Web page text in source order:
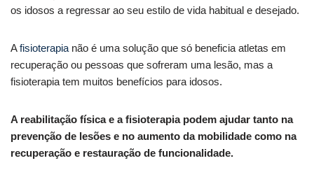
os idosos a regressar ao seu estilo de vida habitual e desejado.
Afisioterapia não é uma solução que só beneficia atletas em
recuperação ou pessoas que sofreram uma lesão, mas a
fisioterapia tem muitos benefícios para idosos.
A reabilitação física e a fisioterapia podem ajudar tanto na
prevenção de lesões e no aumento da mobilidade como na
recuperação e restauração de funcionalidade.